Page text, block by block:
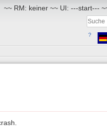
~~ RM: keiner ~~ UI: ---start---
?